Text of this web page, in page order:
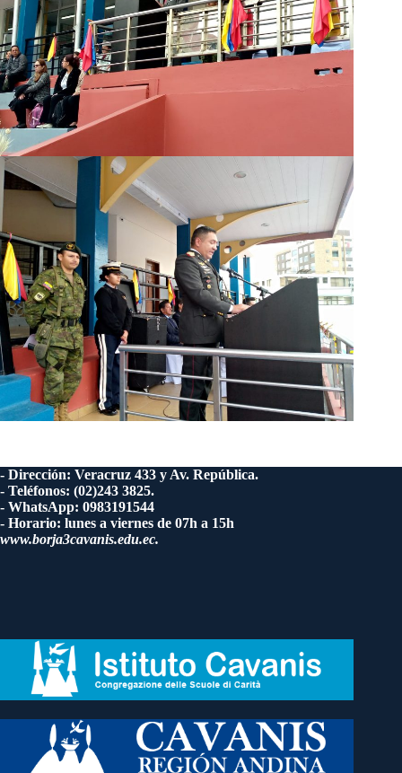
- Dirección: Veracruz 433 y Av. República.
- Teléfonos: (02)243 3825.
- WhatsApp: 0983191544
- Horario: lunes a viernes de 07h a 15h
www.borja3cavanis.edu.ec.